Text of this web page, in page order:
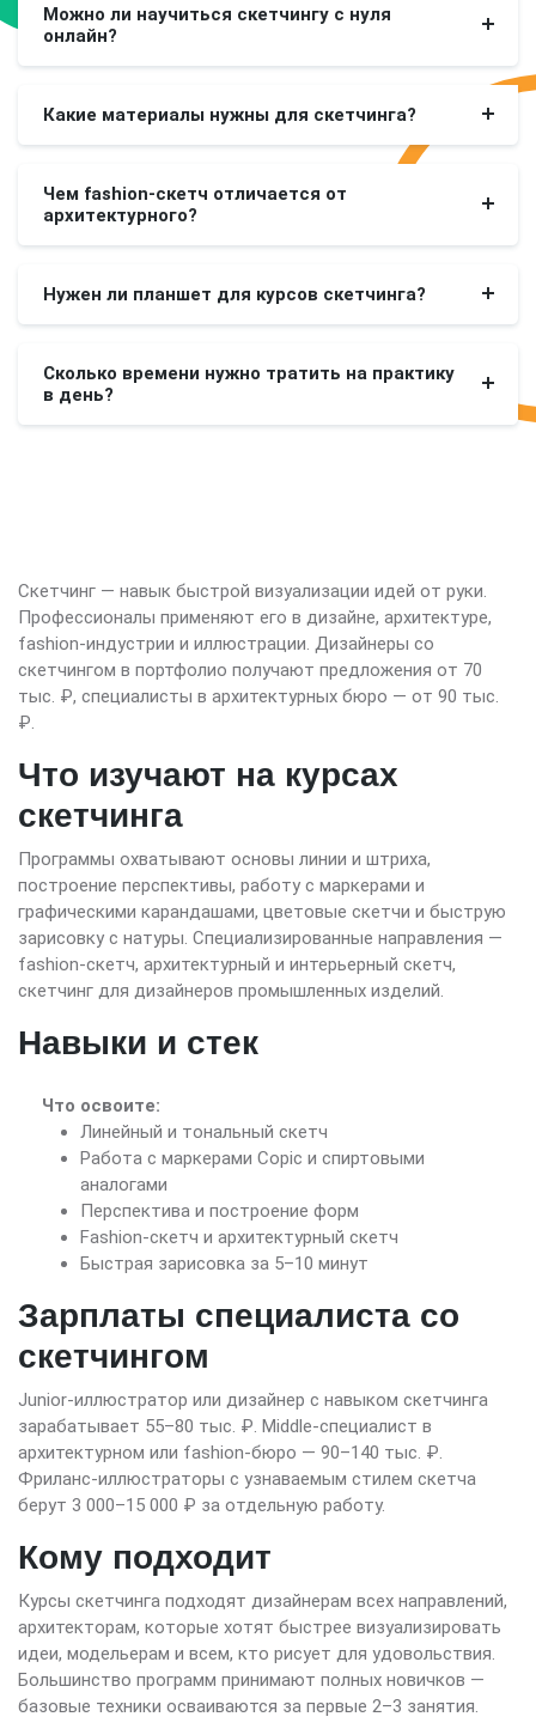
Можно ли научиться скетчингу с нуля
онлайн?
Какие материалы нужны для скетчинга?
Чем fashion-скетч отличается от
архитектурного?
Нужен ли планшет для курсов скетчинга?
Сколько времени нужно тратить на практику
в день?
Скетчинг — навык быстрой визуализации идей от руки.
Профессионалы применяют его в дизайне, архитектуре,
fashion-индустрии и иллюстрации. Дизайнеры со
скетчингом в портфолио получают предложения от 70
тыс. ₽, специалисты в архитектурных бюро — от 90 тыс.
₽.
Что изучают на курсах
скетчинга
Программы охватывают основы линии и штриха,
построение перспективы, работу с маркерами и
графическими карандашами, цветовые скетчи и быструю
зарисовку с натуры. Специализированные направления —
fashion-скетч, архитектурный и интерьерный скетч,
скетчинг для дизайнеров промышленных изделий.
Навыки и стек
Что освоите:
Линейный и тональный скетч
Работа с маркерами Copic и спиртовыми
аналогами
Перспектива и построение форм
Fashion-скетч и архитектурный скетч
Быстрая зарисовка за 5–10 минут
Зарплаты специалиста со
скетчингом
Junior-иллюстратор или дизайнер с навыком скетчинга
зарабатывает 55–80 тыс. ₽. Middle-специалист в
архитектурном или fashion-бюро — 90–140 тыс. ₽.
Фриланс-иллюстраторы с узнаваемым стилем скетча
берут 3 000–15 000 ₽ за отдельную работу.
Кому подходит
Курсы скетчинга подходят дизайнерам всех направлений,
архитекторам, которые хотят быстрее визуализировать
идеи, модельерам и всем, кто рисует для удовольствия.
Большинство программ принимают полных новичков —
базовые техники осваиваются за первые 2–3 занятия.